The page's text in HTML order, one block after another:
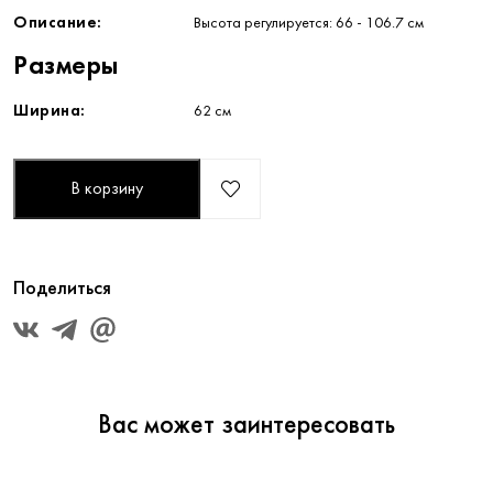
Описание: Высота регулируется: 66 - 106.7 см
Размеры
Ширина: 62 см
В корзину
Поделиться
Вас может заинтересовать